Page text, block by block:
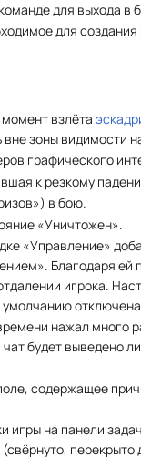
для выхода в
для
момент взлёта
вне зоны видимости
графического
к резкому
в бою.
«Уничтожен».
«Управление»
Благодаря ей
игрока.
умолчанию
нажал много
чат будет выведено
содержащее
игры на панели